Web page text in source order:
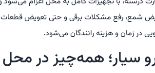
شمع، رفع مشکلات برقی و حتی تعویض قطعات
در زمان و هزینه رانندگان می‌شود.
سیار؛ همه‌چیز در محل